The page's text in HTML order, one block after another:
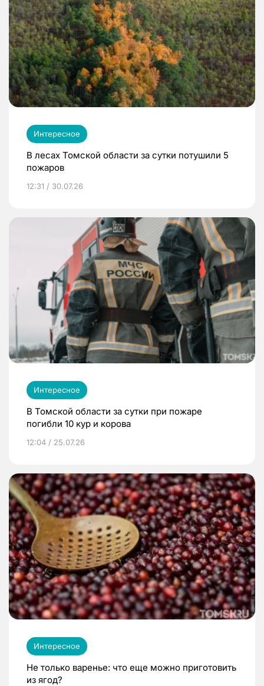
Интересное
В лесах Томской области за сутки потушили 5
пожаров
12:31 / 30.07.26
Интересное
В Томской области за сутки при пожаре
погибли 10 кур и корова
12:04 / 25.07.26
Интересное
Не только варенье: что еще можно приготовить
из ягод?